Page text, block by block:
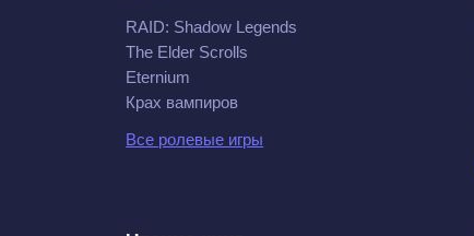
RAID: Shadow Legends
The Elder Scrolls
Eternium
Крах вампиров
Все ролевые игры